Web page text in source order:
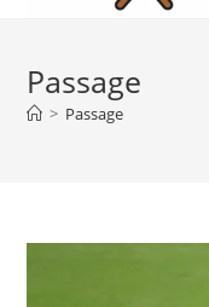
Passage
> Passage